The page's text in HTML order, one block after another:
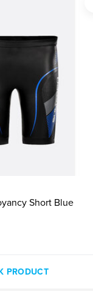
Short Blue
PRODUCT